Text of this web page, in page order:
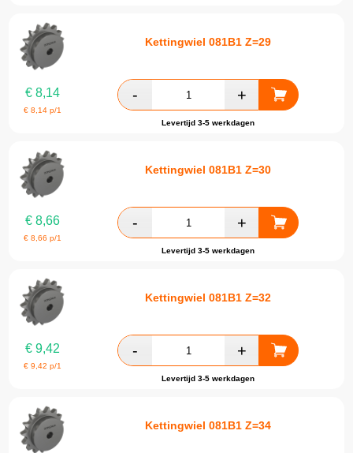
Kettingwiel 081B1 Z=29
€ 8,14
€8,14 p/1
Levertijd 3-5 werkdagen
Kettingwiel 081B1 Z=30
€ 8,66
€8,66 p/1
Levertijd 3-5 werkdagen
Kettingwiel 081B1 Z=32
€ 9,42
€9,42 p/1
Levertijd 3-5 werkdagen
Kettingwiel 081B1 Z=34